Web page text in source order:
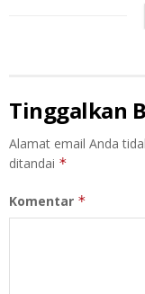
Tinggalkan
Alamat email Anda
ditandai *
Komentar *